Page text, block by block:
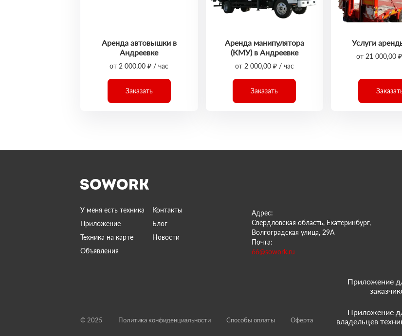
Аренда автовышки в
Андреевке
от 2 000,00 ₽ / час
Заказать
Аренда манипулятора
(КМУ) в Андреевке
от 2 000,00 ₽ / час
Заказать
Услуги
от 21 000,00
У меня есть техника
Контакты
Приложение
Блог
Техника на карте
Новости
Объявления
Адрес:
Свердловская область, Екатеринбург,
Волгоградская улица, 29А
Почта:
66@sowork.ru
© 2025 Политика конфиденциальности Способы оплаты Оферта
Приложение
Приложение
владельцев